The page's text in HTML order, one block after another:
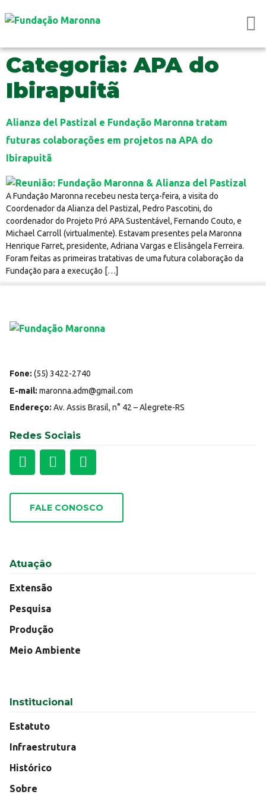
Categoria:APA do
Ibirapuitã
Alianza del Pastizal e Fundação Maronna tratam
futuras colaborações em projetos na APA do
Ibirapuitã
A Fundação Maronna recebeu nesta terça-feira, a visita do
Coordenador da Alianza del Pastizal, Pedro Pascotini, do
coordenador do Projeto Pró APA Sustentável, Fernando Couto, e
Michael Carroll (virtualmente). Estavam presentes pela Maronna
Henrique Farret, presidente, Adriana Vargas e Elisângela Ferreira.
Foram feitas as primeiras tratativas de uma futura colaboração da
Fundação para a execução […]
Fone: (55) 3422-2740
E-mail: maronna.adm@gmail.com
Endereço: Av. Assis Brasil, n° 42 – Alegrete-RS
Redes Sociais
FALE CONOSCO
Atuação
Extensão
Pesquisa
Produção
Meio Ambiente
Institucional
Estatuto
Infraestrutura
Histórico
Sobre